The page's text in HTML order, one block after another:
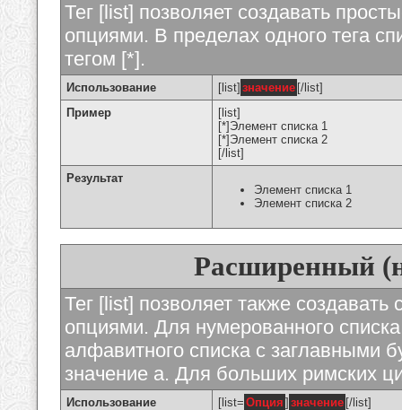
Тег [list] позволяет создавать
опциями. В пределах одного тега
тегом [*].
Использование [list] значение [/list]
Пример
[list]
[*]Элемент списка 1
[*]Элемент списка 2
[/list]
Результат
Элемент списка 1
Элемент списка 2
Расширенный
Тег [list] позволяет также
опциями. Для нумерованного
алфавитного списка с заглавными
значение а. Для больших римских
Использование [list= Опция ] значение [/list]